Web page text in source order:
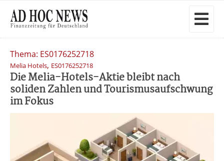
Thema: ES0176252718
Melia Hotels, ES0176252718
Die Melia-Hotels-Aktie bleibt nach
soliden Zahlen und Tourismusaufschwung
im Fokus